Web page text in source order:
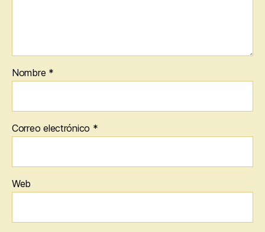
Nombre *
Correo electrónico *
Web